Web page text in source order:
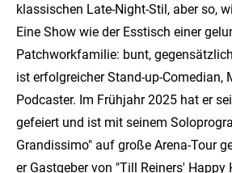
klassischen Late-Night-Stil, aber so,
Eine Show wie der Esstisch einer
Patchworkfamilie: bunt,
ist erfolgreicher Stand-up-Comedian,
Podcaster. Im Frühjahr 2025 hat er
gefeiert und ist mit seinem
Grandissimo" auf große Arena-Tour
er Gastgeber von "Till Reiners' Happy